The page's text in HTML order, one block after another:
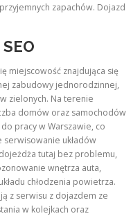
zapachów. Dojazd
miejscowość znajdująca się
zabudowy jednorodzinnej,
zielonych. Na terenie
domów oraz samochodów
pracy w Warszawie, co
układów
tutaj bez problemu,
wnętrza auta,
chłodzenia powietrza.
z serwisu z dojazdem ze
w kolejkach oraz